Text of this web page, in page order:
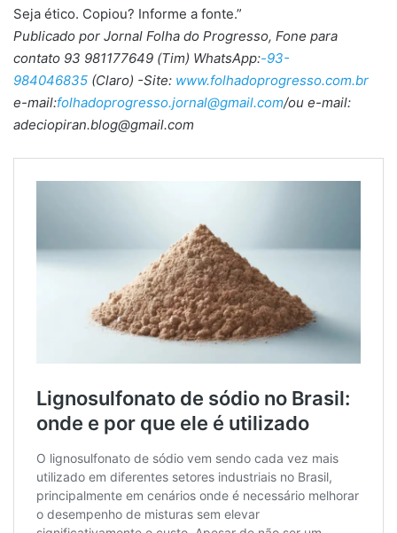
Seja ético. Copiou? Informe a fonte.”
Publicado por Jornal Folha do Progresso, Fone para
contato 93 981177649 (Tim) WhatsApp:-93-
984046835 (Claro) -Site: www.folhadoprogresso.com.br
e-mail:folhadoprogresso.jornal@gmail.com/ou e-mail:
adeciopiran.blog@gmail.com